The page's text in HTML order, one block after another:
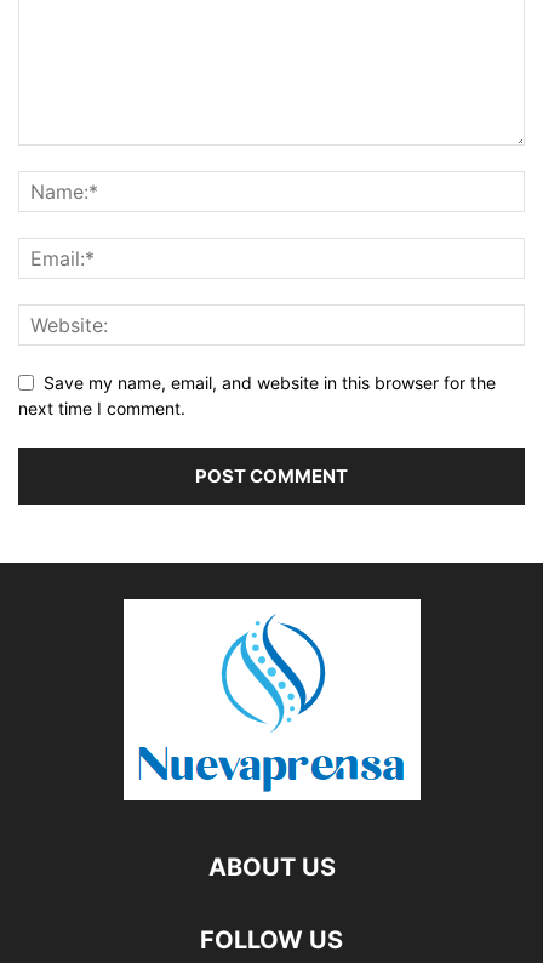
Save my name, email, and website in this browser for the
next time I comment.
ABOUT US
FOLLOW US